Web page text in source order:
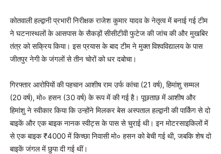
कोतवाली हल्द्वानी प्रभारी निरीक्षक राजेश कुमार यादव के नेतृत्व में बनाई गई टीम
ने घटनास्थलों के आसपास के सैकड़ों सीसीटीवी फुटेज की जांच की और मुखबिर
तंत्र को सक्रिय किया। इस प्रयास के बाद टीम ने मुक्त विश्वविद्यालय के पास
जीतपुर नेगी के जंगलों से तीन चोरों को धर दबोचा।
गिरफ्तार आरोपियों की पहचान आशीष राम उर्फ कांचा (21 वर्ष), हिमांशु सम्मल
(20 वर्ष), मो० हसन (30 वर्ष) के रूप में की गई है। पूछताछ में आशीष और
हिमांशु ने स्वीकार किया कि उन्होंने मिलकर बेस अस्पताल हल्द्वानी की पार्किंग से दो
बाइकें और एक बाइक नानक स्वीट्स के पास से चुराई थी। इन मोटरसाइकिलों में
से एक बाइक ₹4000 में किच्छा निवासी मो० हसन को बेची गई थी, जबकि शेष दो
बाइकें जंगल में छुपा दी गई थीं।